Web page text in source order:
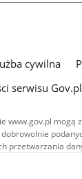
cywilna
serwisu Gov.pl
www.gov.pl
przetwarzania
publikowane w